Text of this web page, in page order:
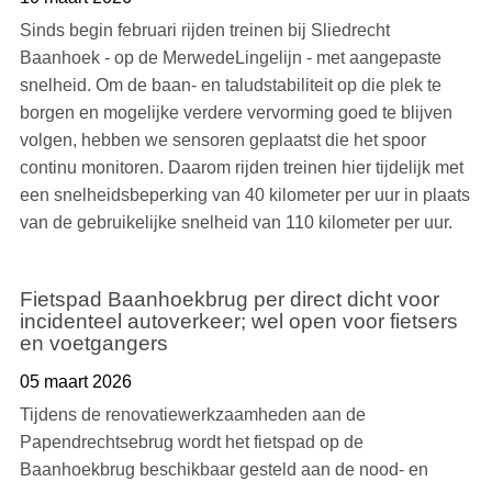
Sinds begin februari rijden treinen bij Sliedrecht
Baanhoek - op de MerwedeLingelijn - met aangepaste
snelheid. Om de baan- en taludstabiliteit op die plek te
borgen en mogelijke verdere vervorming goed te blijven
volgen, hebben we sensoren geplaatst die het spoor
continu monitoren. Daarom rijden treinen hier tijdelijk met
een snelheidsbeperking van 40 kilometer per uur in plaats
van de gebruikelijke snelheid van 110 kilometer per uur.
Fietspad Baanhoekbrug per direct dicht voor
incidenteel autoverkeer; wel open voor fietsers
en voetgangers
05 maart 2026
Tijdens de renovatiewerkzaamheden aan de
Papendrechtsebrug wordt het fietspad op de
Baanhoekbrug beschikbaar gesteld aan de nood- en